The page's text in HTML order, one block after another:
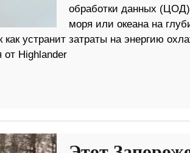
обработки данных
моря или океана на
устранит затраты на энергию
Highlander